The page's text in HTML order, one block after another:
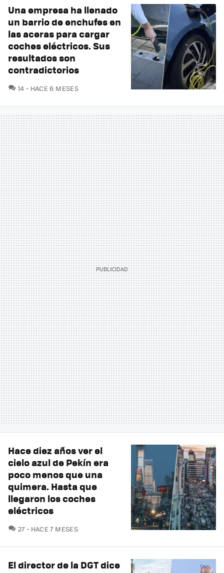
Una empresa ha llenado
un barrio de enchufes en
las aceras para cargar
coches eléctricos. Sus
resultados son
contradictorios
14 COMENTARIOS
HACE 6 MESES
Hace diez años ver el
cielo azul de Pekín era
poco menos que una
quimera. Hasta que
llegaron los coches
eléctricos
27COMENTARIOS
HACE 7 MESES
El director de la DGT dice